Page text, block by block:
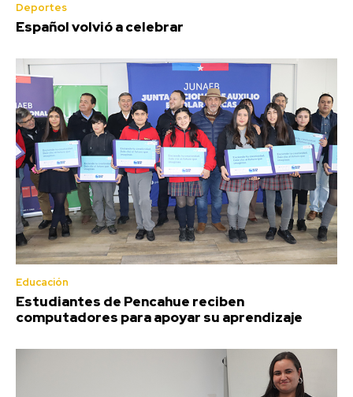
Deportes
Español volvió a celebrar
Educación
Estudiantes de Pencahue reciben
computadores para apoyar su aprendizaje